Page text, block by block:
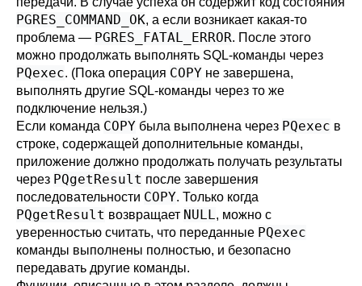
PGRES_COMMAND_OK, а если возникает какая-то
проблема — PGRES_FATAL_ERROR. После этого
можно продолжать выполнять SQL-команды через
PQexec. (Пока операция COPY не завершена,
выполнять другие SQL-команды через то же
подключение нельзя.)
Если команда COPY была выполнена через PQexec в
строке, содержащей дополнительные команды,
приложение должно продолжать получать результаты
через PQgetResult после завершения
последовательности COPY. Только когда
PQgetResult возвращает NULL, можно с
уверенностью считать, что переданные PQexec
команды выполнены полностью, и безопасно
передавать другие команды.